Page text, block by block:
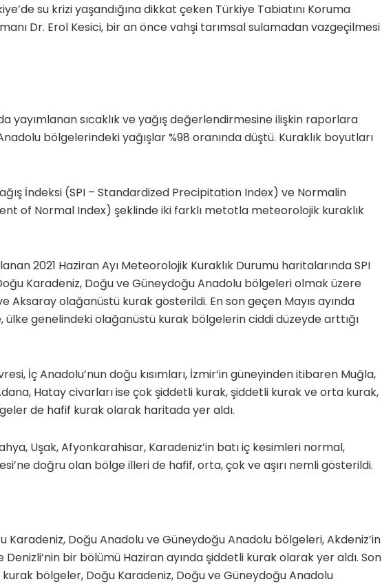
su krizi yaşandığına dikkat çeken Türkiye Tabiatını Koruma
Dr. Erol Kesici, bir an önce vahşi tarımsal sulamadan vazgeçilmesi
yayımlanan sıcaklık ve yağış değerlendirmesine ilişkin raporlara
bölgelerindeki yağışlar %98 oranında düştü. Kuraklık boyutları
İndeksi (SPI – Standardized Precipitation Index) ve Normalin
of Normal Index) şeklinde iki farklı metotla meteorolojik kuraklık
2021 Haziran Ayı Meteorolojik Kuraklık Durumu haritalarında SPI
Karadeniz, Doğu ve Güneydoğu Anadolu bölgeleri olmak üzere
Aksaray olağanüstü kurak gösterildi. En son geçen Mayıs ayında
genelindeki olağanüstü kurak bölgelerin ciddi düzeyde arttığı
İç Anadolu’nun doğu kısımları, İzmir’in güneyinden itibaren Muğla,
Hatay civarları ise çok şiddetli kurak, şiddetli kurak ve orta kurak,
de hafif kurak olarak haritada yer aldı.
Uşak, Afyonkarahisar, Karadeniz’in batı iç kesimleri normal,
doğru olan bölge illeri de hafif, orta, çok ve aşırı nemli gösterildi.
Karadeniz, Doğu Anadolu ve Güneydoğu Anadolu bölgeleri, Akdeniz’in
Denizli’nin bir bölümü Haziran ayında şiddetli kurak olarak yer aldı. Son
bölgeler, Doğu Karadeniz, Doğu ve Güneydoğu Anadolu